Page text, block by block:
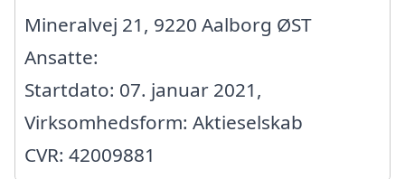
Mineralvej 21, 9220 Aalborg ØST
Ansatte:
Startdato: 07. januar 2021,
Virksomhedsform: Aktieselskab
CVR: 42009881